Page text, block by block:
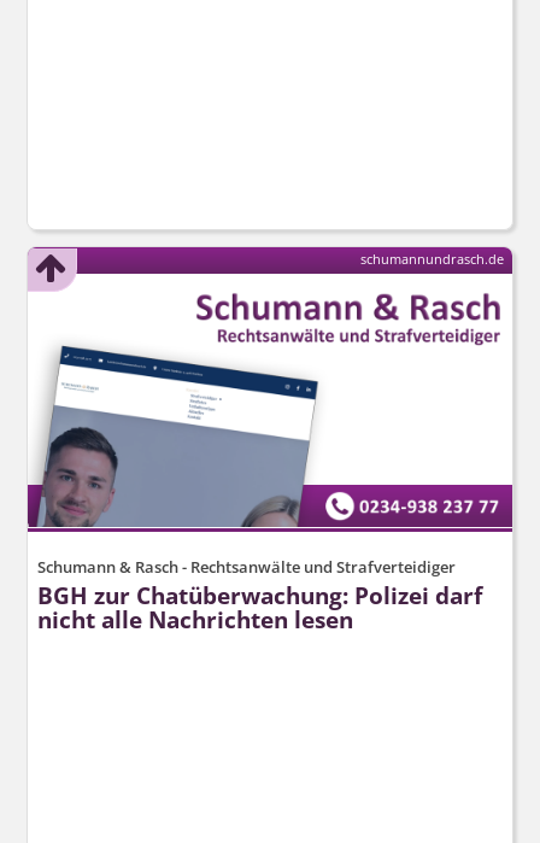
Schumann & Rasch - Rechtsanwälte und Strafverteidiger
BGH zur Chatüberwachung: Polizei darf
nicht alle Nachrichten lesen
schumannundrasch.de